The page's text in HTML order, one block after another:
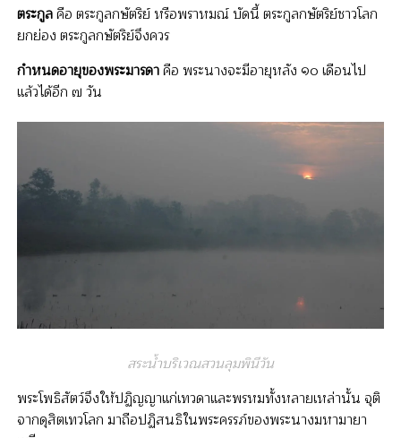
ตระกูลคือ ตระกูลกษัตริย์ หรือพราหมณ์ บัดนี้ ตระกูลกษัตริย์ชาวโลก
ยกย่อง ตระกูลกษัตริย์จึงควร
กำหนดอายุของพระมารดาคือ พระนางจะมีอายุหลัง ๑๐ เดือนไป
แล้วได้อีก ๗ วัน
สระน้ำบริเวณสวนลุมพินีวัน
พระโพธิสัตว์จึงให้ปฏิญญาแก่เทวดาและพรหมทั้งหลายเหล่านั้น จุติ
จากดุสิตเทวโลก มาถือปฏิสนธิในพระครรภ์ของพระนางมหามายา